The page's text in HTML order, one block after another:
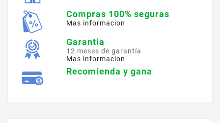
Compras 100% seguras
Mas informacion
Garantia
12 meses de garantía
Mas informacion
Recomienda y gana